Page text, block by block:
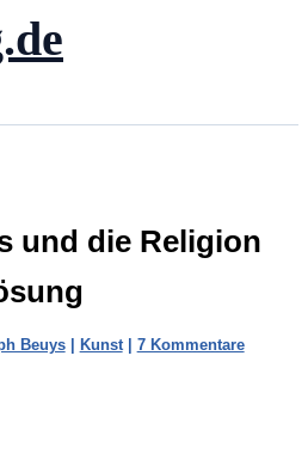
und die Religion
Beuys| Kunst| 7 Kommentare